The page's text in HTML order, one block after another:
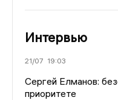
Интервью
21/07 19:03
Сергей Елманов:
приоритете